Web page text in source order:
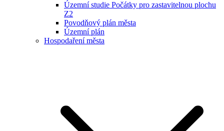
Územní studie Počátky pro zastavitelnou plochu
Z2
Povodňový plán města
Územní plán
Hospodaření města